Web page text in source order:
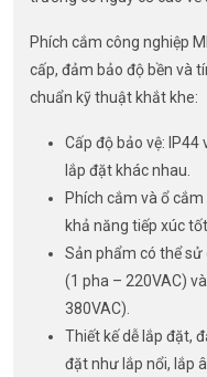
Phích cắm công nghiệp
cấp, đảm bảo độ bền và
chuẩn kỹ thuật khắt khe:
Cấp độ bảo vệ: IP44
lắp đặt khác nhau.
Phích cắm và ổ
khả năng tiếp xúc
Sản phẩm có thể sử
(1 pha – 220VAC)
380VAC).
Thiết kế dễ lắp đặt,
đặt như lắp nổi, lắp